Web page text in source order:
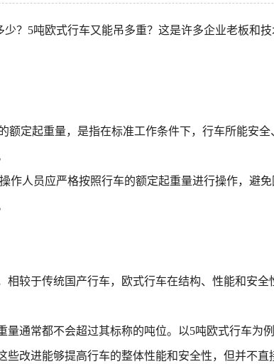
？5吨欧式行车又能吊多重？这是许多企业老板和
额定起重量，是指在标准工作条件下，行车所能安
作人员应严格按照行车的额定起重量进行操作，避
相较于传统国产行车，欧式行车在结构、性能和安
通常都不会超过其标称的吨位。以5吨欧式行车为
改进能够提高行车的整体性能和安全性，但并不直